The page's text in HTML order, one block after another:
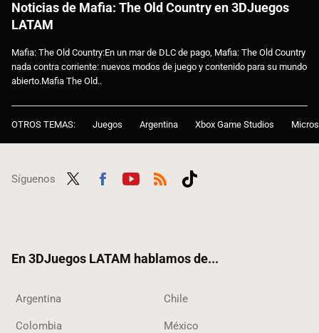
Noticias de Mafia: The Old Country en 3DJuegos
LATAM
Mafia: The Old Country:En un mar de DLC de pago, Mafia: The Old Country
nada contra corriente: nuevos modos de juego y contenido para su mundo
abierto.Mafia The Old..
OTROS TEMAS: Juegos Argentina Xbox Game Studios
Síguenos
En 3DJuegos LATAM hablamos de...
Argentina Chile
Colombia México